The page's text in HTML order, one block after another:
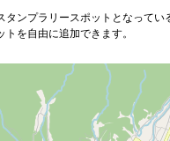
タンプラリースポットとなってい
を自由に追加できます。